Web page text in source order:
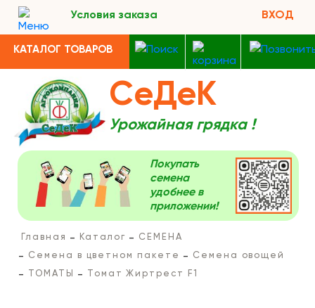
Условия заказа ВХОД
КАТАЛОГ ТОВАРОВ
СеДеК
Урожайная грядка !
Покупать
семена
удобнее в
приложении!
Главная Каталог
СЕМЕНА
Семена в цветном пакете
Семена овощей
ТОМАТЫ
Томат Жиртрест F1